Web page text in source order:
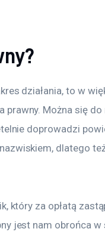
działania, to w
Można się do
doprowadzi
dlatego
który za opłatą
jest nam obrońca w